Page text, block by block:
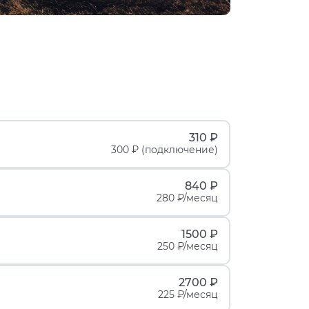
310 ₽
300 ₽ (подключение)
840 ₽
280 ₽/месяц
1500 ₽
250 ₽/месяц
2700 ₽
225 ₽/месяц